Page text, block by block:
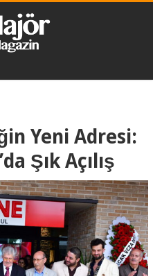
Yeni Adresi:
Şık Açılış